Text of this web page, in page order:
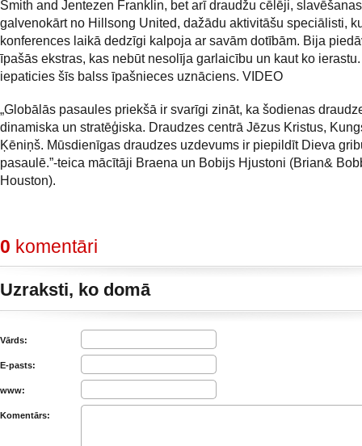
Smith and Jentezen Franklin, bet arī draudžu cēlēji,
galvenokārt no Hillsong United, dažādu aktivitāšu speciālisti,
konferences laikā dedzīgi kalpoja ar savām dotībām. Bija
īpašās ekstras, kas nebūt nesolīja garlaicību un kaut ko
iepaticies šīs balss īpašnieces uznāciens. VIDEO
„Globālās pasaules priekšā ir svarīgi zināt, ka šodienas
dinamiska un stratēģiska. Draudzes centrā Jēzus Kristus,
Ķēniņš. Mūsdienīgas draudzes uzdevums ir piepildīt Dieva
pasaulē.”-teica mācītāji Braena un Bobijs Hjustoni (Brian&
Houston).
0 komentāri
Uzraksti, ko domā
Vārds:
E-pasts:
www:
Komentārs: